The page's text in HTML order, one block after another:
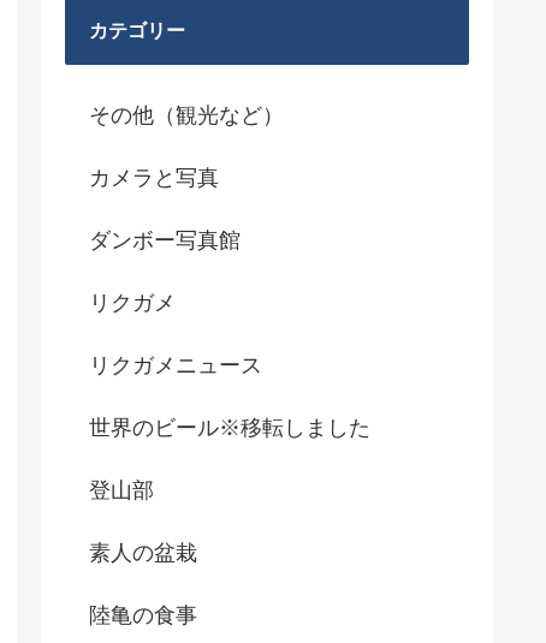
カテゴリー
その他（観光など）
カメラと写真
ダンボー写真館
リクガメ
リクガメニュース
世界のビール※移転しました
登山部
素人の盆栽
陸亀の食事